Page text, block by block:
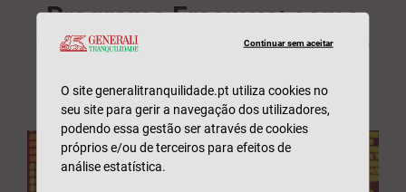
Programa Erasmus: como
funciona e como aproveitar
a experiência
Continuar sem aceitar
O site generalitranquilidade.pt utiliza cookies no
seu site para gerir a navegação dos utilizadores,
podendo essa gestão ser através de cookies
próprios e/ou de terceiros para efeitos de
análise estatística.